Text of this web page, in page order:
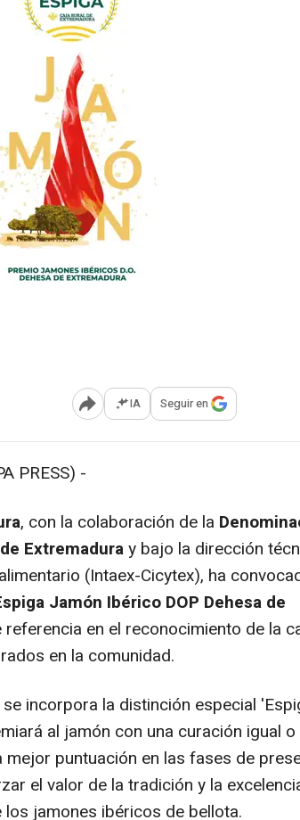
Abrir opciones para compartir
IA Seguir en
PRESS) -
, con la colaboración de la
Extremaduray bajo la dirección
(Intaex-Cicytex), ha
Jamón Ibérico DOP Dehesa de
referencia en el reconocimiento de la
en la comunidad.
incorpora la distinción especial
al jamón con una curación igual
puntuación en las fases de
el valor de la tradición y la
jamones ibéricos de bellota.